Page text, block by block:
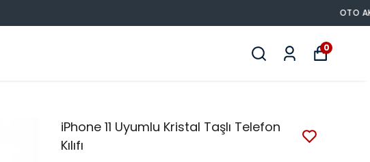
0
iPhone 11 Uyumlu Kristal Taşlı Telefon
Kılıfı